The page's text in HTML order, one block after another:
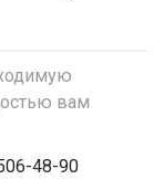
вам
48-90